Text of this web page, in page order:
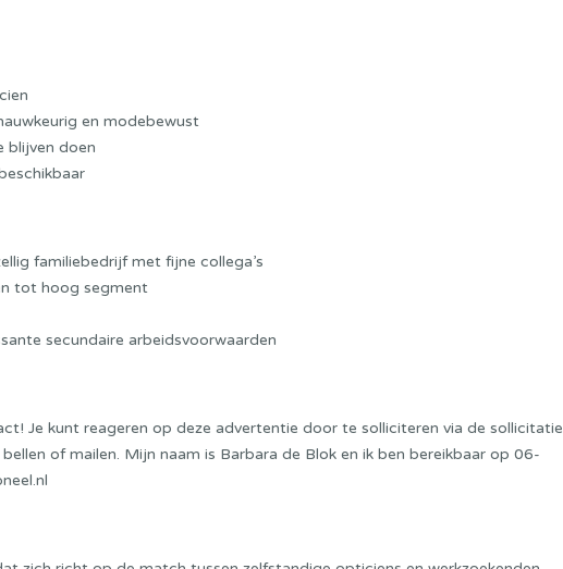
en modebewust
blijven doen
familiebedrijf met fijne collega’s
tot hoog segment
secundaire arbeidsvoorwaarden
Je kunt reageren op deze advertentie door te solliciteren via de sollicitatie
of mailen. Mijn naam is Barbara de Blok en ik ben bereikbaar op 06-